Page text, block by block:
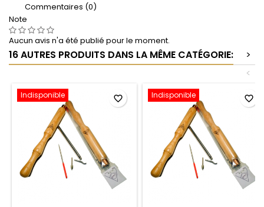
Commentaires (0)
Note
Aucun avis n'a été publié pour le moment.
16 AUTRES PRODUITS DANS LA MÊME CATÉGORIE:
>
<
Indisponible favorite_border Indisponible favorite_border